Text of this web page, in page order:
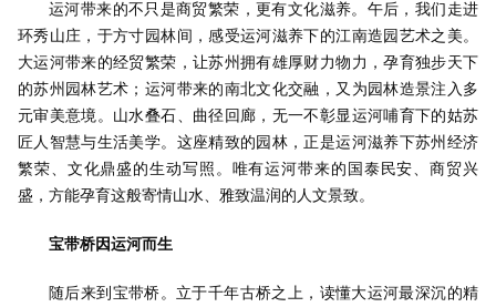
运河带来的不只是商贸繁荣，更有文化滋养。午后，我们走进
环秀山庄，于方寸园林间，感受运河滋养下的江南造园艺术之美。
大运河带来的经贸繁荣，让苏州拥有雄厚财力物力，孕育独步天下
的苏州园林艺术；运河带来的南北文化交融，又为园林造景注入多
元审美意境。山水叠石、曲径回廊，无一不彰显运河哺育下的姑苏
匠人智慧与生活美学。这座精致的园林，正是运河滋养下苏州经济
繁荣、文化鼎盛的生动写照。唯有运河带来的国泰民安、商贸兴
盛，方能孕育这般寄情山水、雅致温润的人文景致。
宝带桥因运河而生
随后来到宝带桥。立于千年古桥之上，读懂大运河最深沉的精